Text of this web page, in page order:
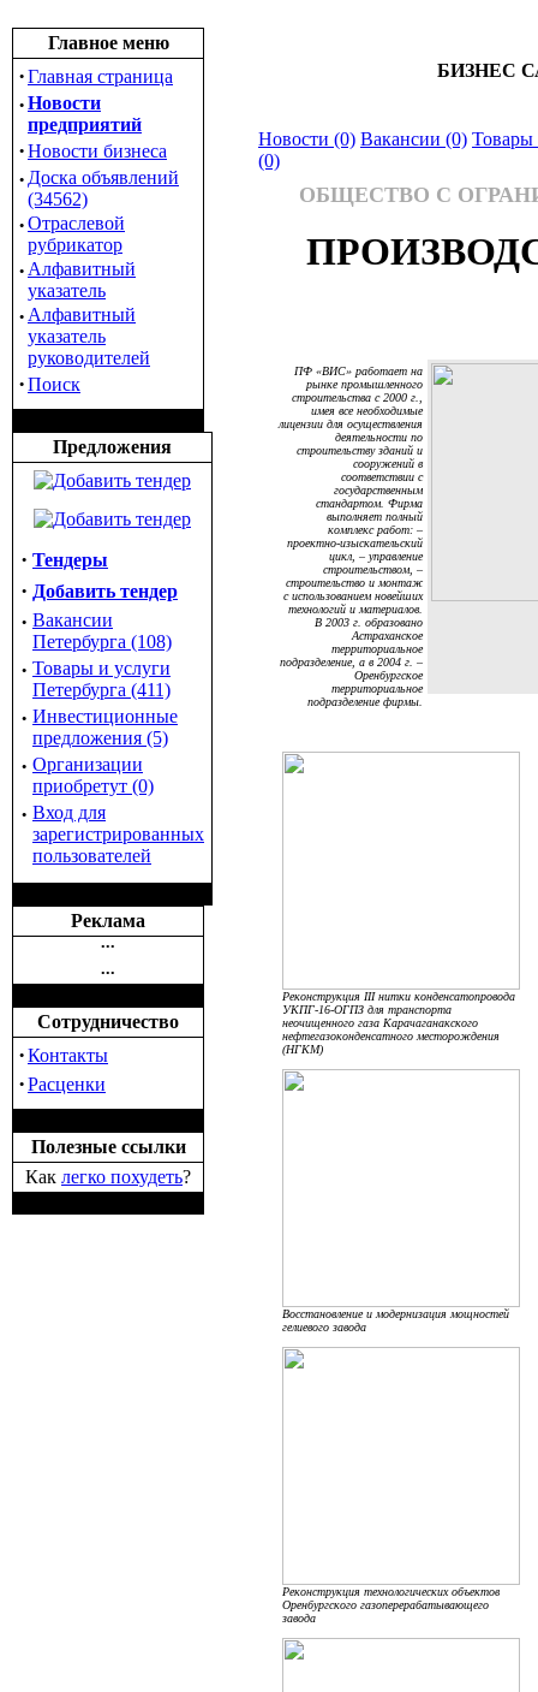
Главное меню
·Главная страница
·Новости
предприятий
·Новости бизнеса
· Доска объявлений
(34562)
·Отраслевой
рубрикатор
· Алфавитный
указатель
· Алфавитный
указатель
руководителей
·Поиск
Предложения
· Тендеры
· Добавить тендер
· Вакансии
Петербурга (108)
· Товары и услуги
Петербурга (411)
· Инвестиционные
предложения (5)
· Организации
приобретут (0)
· Вход для
зарегистрированных
пользователей
Реклама
•••
•••
Сотрудничество
·Контакты
·Расценки
Полезные ссылки
Как легко похудеть?
БИЗНЕС
Новости (0) Вакансии (0) Товары
(0)
ОБЩЕСТВО С
ПФ «ВИС» работает на
рынке промышленного
строительства с 2000 г.,
имея все необходимые
лицензии для осуществления
деятельности по
строительству зданий и
сооружений в
соответствии с
государственным
стандартом. Фирма
выполняет полный
комплекс работ: –
проектно-изыскательский
цикл, – управление
строительством, –
строительство и монтаж
с использованием новейших
технологий и материалов.
В 2003 г. образовано
Астраханское
территориальное
подразделение, а в 2004 г. –
Оренбургское
территориальное
подразделение фирмы.
Реконструкция III нитки конденсатопровода
УКПГ-16-ОГПЗ для транспорта
неочищенного газа Карачаганакского
нефтегазоконденсатного месторождения
(НГКМ)
Восстановление и модернизация мощностей
гелиевого завода
Реконструкция технологических объектов
Оренбургского газоперерабатывающего
завода